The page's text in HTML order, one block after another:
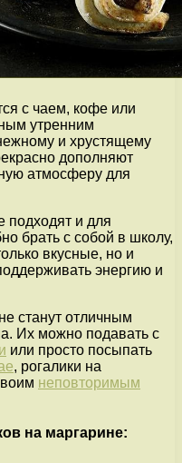
с чаем, кофе или
утренним
и хрустящему
дополняют
атмосферу для
подходят и для
брать с собой в школу,
вкусные, но и
энергию и
станут отличным
Их можно подавать с
или просто посыпать
, рогалики на
неповторимым
на маргарине: